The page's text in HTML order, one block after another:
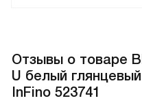
Отзывы о товаре
U белый
InFino 523741